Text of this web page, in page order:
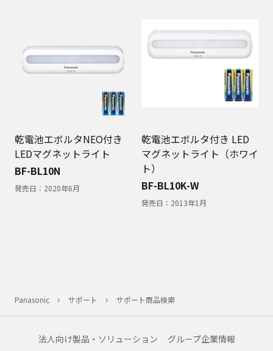
乾電池エボルタNEO付き
LEDマグネットライト
BF-BL10N
発売日： 2020年6月
乾電池エボルタ付き LED
マグネットライト（ホワイ
ト）
BF-BL10K-W
発売日： 2013年1月
Panasonic サポート サポート商品検索
法人向け製品・ソリューション グループ企業情報